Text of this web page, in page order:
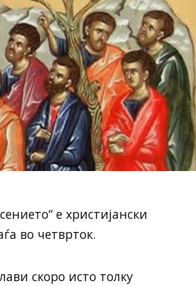
е христијански
во четврток.
скоро исто толку